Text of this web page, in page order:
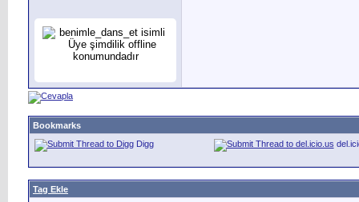
Bookmarks
Digg
Tag Ekle